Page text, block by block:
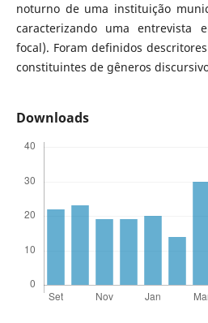
noturno de uma instituição
caracterizando uma entrevista
focal). Foram definidos
constituintes de gêneros
Downloads